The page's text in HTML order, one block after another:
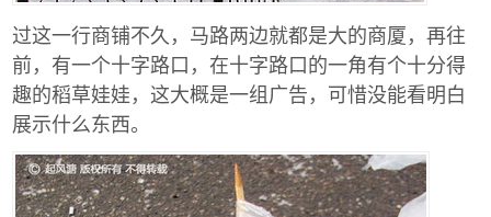
过这一行商铺不久，马路两边就都是大的商厦，再往
前，有一个十字路口，在十字路口的一角有个十分得
趣的稻草娃娃，这大概是一组广告，可惜没能看明白
展示什么东西。